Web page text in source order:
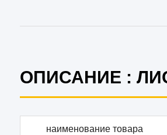
ОПИСАНИЕ :
наименование товара